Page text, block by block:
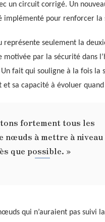
un circuit corrigé. Un
implémenté pour renforcer la
représente seulement la
motivée par la sécurité dans
Un fait qui souligne à la fois la
sa capacité à évoluer quand
fortement tous les
nœuds à mettre à
que possible. »
qui n’auraient pas suivi